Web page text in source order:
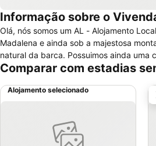
Informação sobre o
Olá, nós somos um AL - Alojamento
Madalena e ainda sob a majestosa
natural da barca. Possuimos ainda uma
Comparar com estadias
Alojamento selecionado